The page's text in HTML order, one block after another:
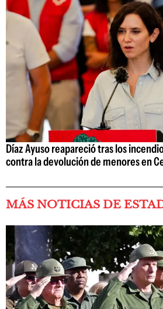
Díaz Ayuso reapareció tras los
contra la devolución de menores en
MÁS NOTICIAS DE